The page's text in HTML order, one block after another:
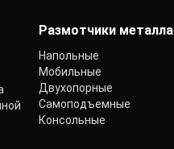
Размотчики металла
Напольные
Мобильные
Двухопорные
Самоподъемные
Консольные